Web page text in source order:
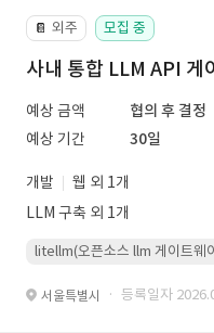
📔 외주 모집 중
사내 통합 LLM API 게
예상 금액
협의 후 결정
예상 기간
30일
개발
웹 외 1개
LLM 구축 외 1개
litellm(오픈소스 llm 게이트웨
서울특별시 · 등록일자